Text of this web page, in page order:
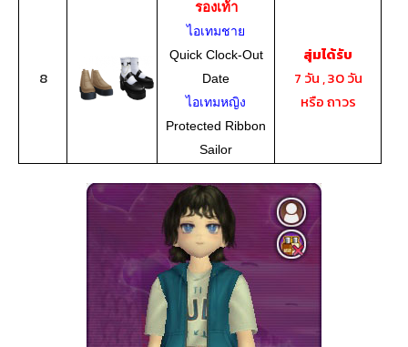
8
รองเท้า
ไอเทมชาย
Quick Clock-Out
Date
ไอเทมหญิง
Protected Ribbon
Sailor
สุ่มได้รับ
7 วัน , 30 วัน
หรือ ถาวร